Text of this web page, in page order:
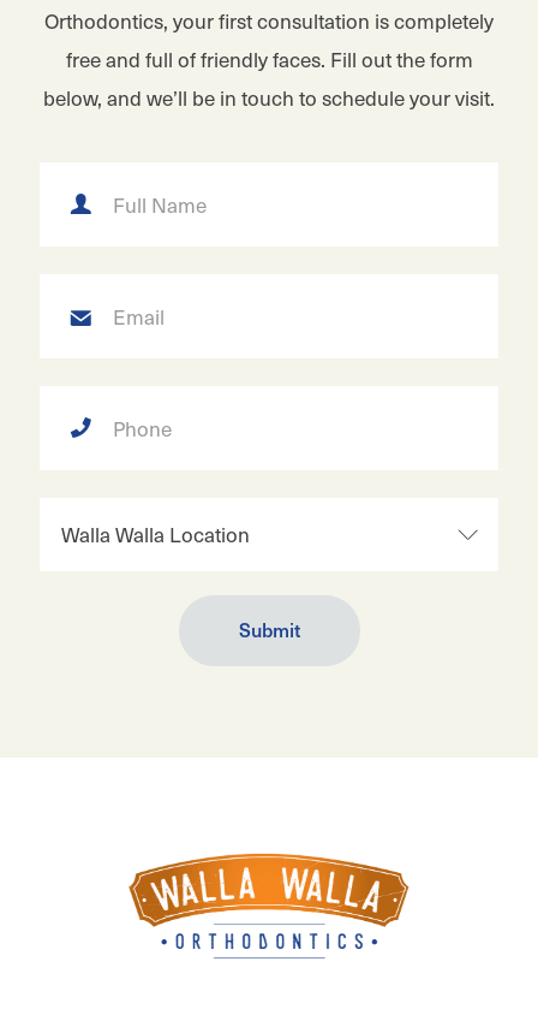
Orthodontics, your first consultation is completely
free and full of friendly faces. Fill out the form
below, and we’ll be in touch to schedule your visit.